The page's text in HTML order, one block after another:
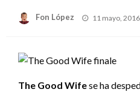
Fon López
Publicado
11 mayo, 2016
The Good Wifese ha